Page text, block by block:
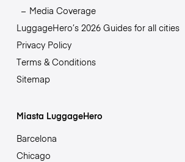
Media Coverage
LuggageHero’s 2026 Guides for all cities
Privacy Policy
Terms & Conditions
Sitemap
Miasta LuggageHero
Barcelona
Chicago